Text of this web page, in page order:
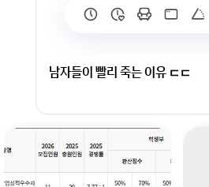
남자들이 빨리 죽는 이유 ㄷㄷ